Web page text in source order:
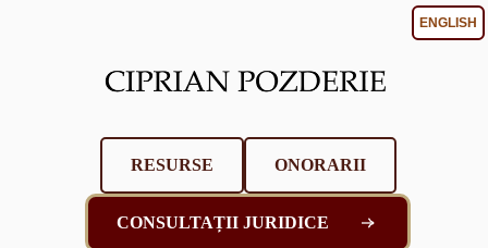
RESURSE ONORARII
CONSULTAȚII JURIDICE
ENGLISH